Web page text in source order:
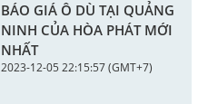
BÁO GIÁ Ô DÙ TẠI QUẢNG
NINH CỦA HÒA PHÁT MỚI
NHẤT
2023-12-05 22:15:57 (GMT+7)